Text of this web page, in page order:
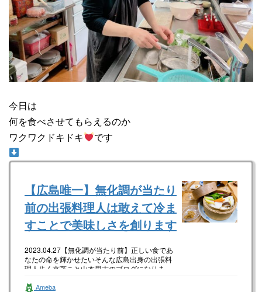
今日は
何を食べさせてもらえるのか
ワクワクドキドキ
です
【広島唯一】無化調が当たり
前の出張料理人は敢えて冷ま
すことで美味しさを創ります
2023.04.27【無化調が当たり前】正しい食であ
なたの命を輝かせたいそんな広島出身の出張料
理人歩く京蒸こと山本里志のブログになりま
Ameba